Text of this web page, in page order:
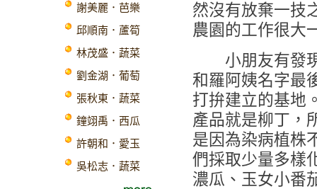
謝美麗．芭樂
邱順南．蘆筍
林茂盛．蔬菜
劉金湖．葡萄
張秋東．蔬菜
鐘翊禹．西瓜
許朝和．愛玉
吳松志．蔬菜
然沒有放棄一技
農園的工作很大
小朋友有發現
和羅阿姨名字最
打拚建立的基地
產品就是柳丁，
是因為染病植株
們採取少量多樣
濃瓜、玉女小番